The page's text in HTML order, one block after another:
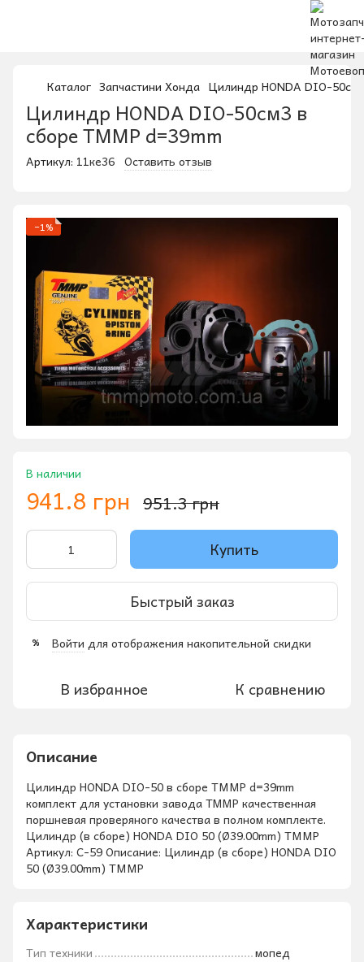
Каталог Запчастини Хонда Цилиндр HONDA DIO-
Цилиндр HONDA DIO-50см3 в
сборе TMMP d=39mm
Артикул: 11ке36 Оставить отзыв
−1%
В наличии
941.8 грн 951.3 грн
Купить
Быстрый заказ
% Войти для отображения накопительной скидки
В избранное К сравнению
Описание
Цилиндр HONDA DIO-50 в сборе TMMP d=39mm
комплект для установки завода ТММР качественная
поршневая проверяного качества в полном комплекте.
Цилиндр (в сборе) HONDA DIO 50 (Ø39.00mm) TMMP
Артикул: C-59 Описание: Цилиндр (в сборе) HONDA DIO
50 (Ø39.00mm) TMMP
Характеристики
Тип техники
мопед